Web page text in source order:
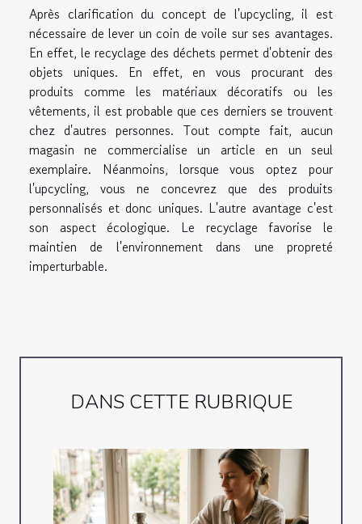
Après clarification du concept de l'upcycling, il est
nécessaire de lever un coin de voile sur ses avantages.
En effet, le recyclage des déchets permet d'obtenir des
objets uniques. En effet, en vous procurant des
produits comme les matériaux décoratifs ou les
vêtements, il est probable que ces derniers se trouvent
chez d'autres personnes. Tout compte fait, aucun
magasin ne commercialise un article en un seul
exemplaire. Néanmoins, lorsque vous optez pour
l'upcycling, vous ne concevrez que des produits
personnalisés et donc uniques. L'autre avantage c'est
son aspect écologique. Le recyclage favorise le
maintien de l'environnement dans une propreté
imperturbable.
DANS CETTE RUBRIQUE